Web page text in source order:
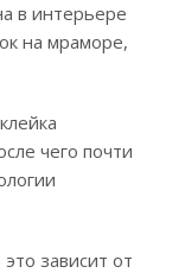
в интерьере
на мраморе,
чего почти
зависит от